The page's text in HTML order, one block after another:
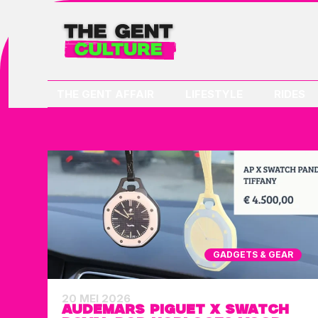
GADGETS & GEAR
20 MEI 2026
AUDEMARS PIGUET X SWATCH